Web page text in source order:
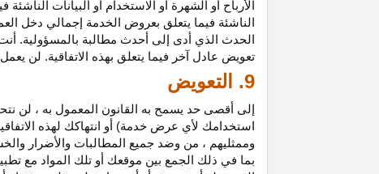
الأرباح أو الشهرة أو الاستخدام أو البيانات
الناشئة فيما يتعلق بعروض الخدمة إجمالي دخل
الحدث الذي أدى إلى أحدث مطالبة بالمسؤولية.
تعويض عادل آخر فيما يتعلق بهذه الاتفاقية. لن
9. التعويض
إلى أقصى حد يسمح به القانون المعمول به ، لن
استخدامك لأي عرض خدمة) أو انتهاكك لهذه
وممثليهم ، من وضد جميع المطالبات والأضرار
بما في ذلك الجمع بين موقعك أو تلك المواد مع